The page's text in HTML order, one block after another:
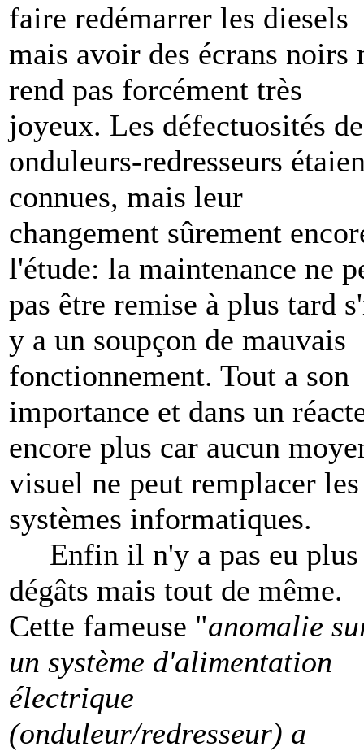
faire redémarrer les diesels
mais avoir des écrans noirs
rend pas forcément très
joyeux. Les défectuosités
onduleurs-redresseurs
connues, mais leur
changement sûrement
l'étude: la maintenance ne
pas être remise à plus tard
y a un soupçon de mauvais
fonctionnement. Tout a son
importance et dans un
encore plus car aucun
visuel ne peut remplacer les
systèmes informatiques.
Enfin il n'y a pas eu plus
dégâts mais tout de même.
Cette fameuse "anomalie
un système d'alimentation
électrique
(onduleur/redresseur) a